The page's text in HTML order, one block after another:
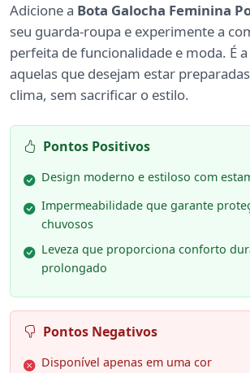
Adicione a Bota Galocha Feminina
seu guarda-roupa e experimente a
perfeita de funcionalidade e moda. É
aquelas que desejam estar
clima, sem sacrificar o estilo.
Pontos Positivos
Design moderno e estiloso com
Impermeabilidade que garante
chuvosos
Leveza que proporciona conforto
prolongado
Pontos Negativos
Disponível apenas em uma cor